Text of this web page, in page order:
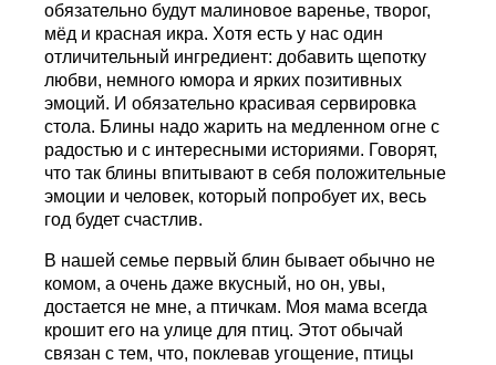
обязательно будут малиновое варенье, творог,
мёд и красная икра. Хотя есть у нас один
отличительный ингредиент: добавить щепотку
любви, немного юмора и ярких позитивных
эмоций. И обязательно красивая сервировка
стола. Блины надо жарить на медленном огне с
радостью и с интересными историями. Говорят,
что так блины впитывают в себя положительные
эмоции и человек, который попробует их, весь
год будет счастлив.
В нашей семье первый блин бывает обычно не
комом, а очень даже вкусный, но он, увы,
достается не мне, а птичкам. Моя мама всегда
крошит его на улице для птиц. Этот обычай
связан с тем, что, поклевав угощение, птицы